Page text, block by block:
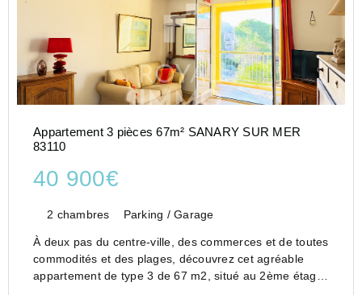
Appartement 3 pièces 67m² SANARY SUR MER
83110
40 900€
2 chambres Parking / Garage
À deux pas du centre-ville, des commerces et de toutes
commodités et des plages, découvrez cet agréable
appartement de type 3 de 67 m2, situé au 2ème étage